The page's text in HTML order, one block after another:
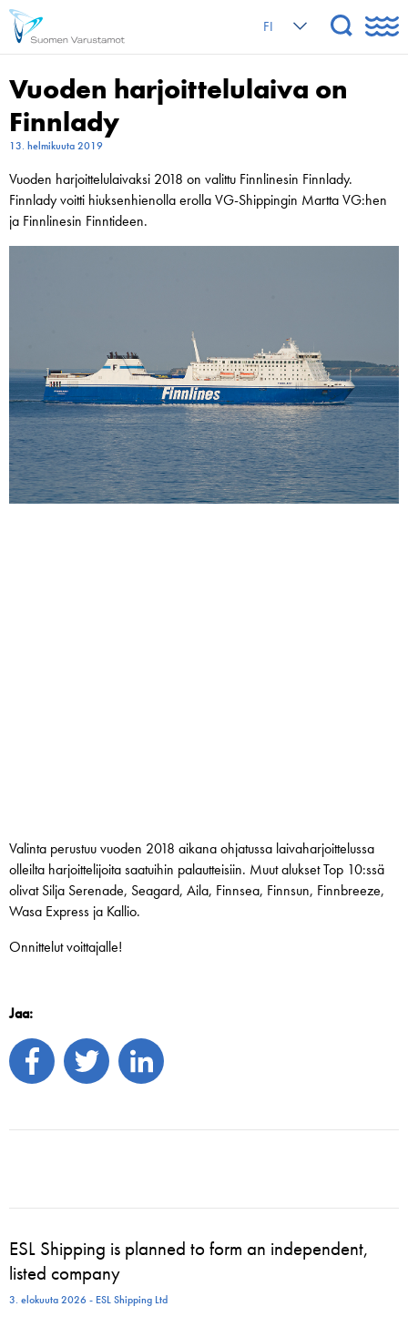
FI
Vuoden harjoittelulaiva on
Finnlady
13. helmikuuta 2019
Vuoden harjoittelulaivaksi 2018 on valittu Finnlinesin Finnlady.
Finnlady voitti hiuksenhienolla erolla VG-Shippingin Martta VG:hen
ja Finnlinesin Finntideen.
Valinta perustuu vuoden 2018 aikana ohjatussa laivaharjoittelussa
olleilta harjoittelijoita saatuihin palautteisiin. Muut alukset Top 10:ssä
olivat Silja Serenade, Seagard, Aila, Finnsea, Finnsun, Finnbreeze,
Wasa Express ja Kallio.
Onnittelut voittajalle!
Jaa:
ESL Shipping is planned to form an independent,
listed company
3. elokuuta 2026 - ESL Shipping Ltd